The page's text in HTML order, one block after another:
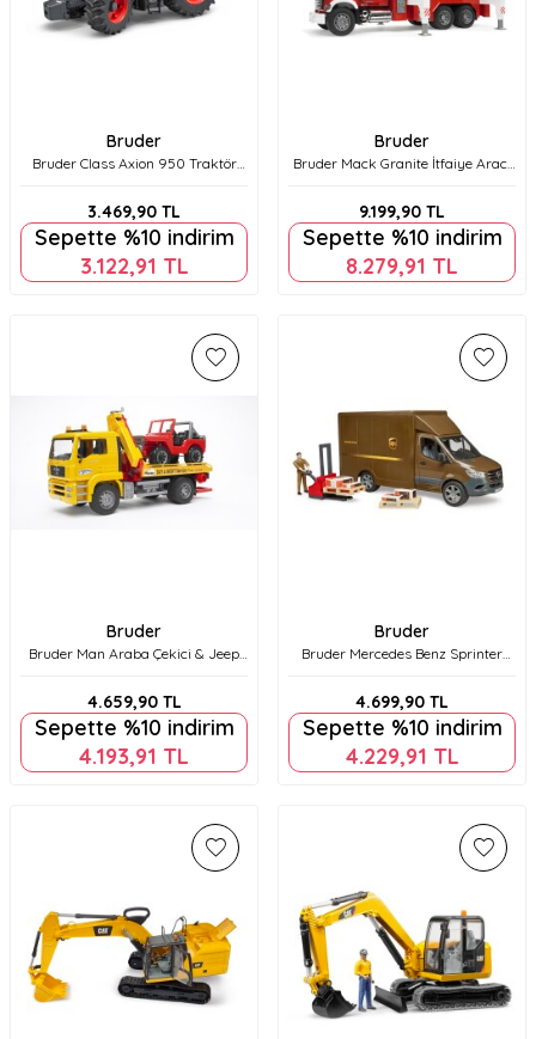
Bruder
Bruder Class Axion 950 Traktör
3.469,90 TL
Sepette %10 indirim
3.122,91 TL
Bruder
Bruder Mack Granite İtfaiye Aracı
9.199,90 TL
Sepette %10 indirim
8.279,91 TL
Bruder
Bruder Man Araba Çekici & Jeep
4.659,90TL
Sepette %10 indirim
4.193,91 TL
Bruder
Bruder Mercedes Benz Sprinter
4.699,90 TL
Sepette %10 indirim
4.229,91 TL